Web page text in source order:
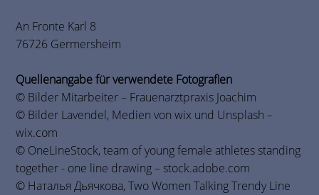
An Fronte Karl 8
76726 Germersheim
Quellenangabe für verwendete Fotografien
© Bilder Mitarbeiter – Frauenarztpraxis Joachim
© Bilder Lavendel, Medien von wix und Unsplash –
wix.com
© OneLineStock, team of young female athletes standing
together - one line drawing – stock.adobe.com
© Наталья Дьячкова, Two Women Talking Trendy Line